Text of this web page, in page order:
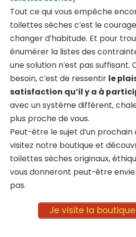
Tout ce qui vous empêche
toilettes sèches c’est le
changer d’habitude. Et pour
énumérer la listes des
une solution n’est pas suffisant.
besoin, c’est de ressentir le
satisfaction qu’il y a à
avec un système différent,
plus proche de vous.
Peut-être le sujet d’un prochain
visitez notre boutique et
toilettes sèches originaux,
vous donneront peut-être
pas.
Je visite la